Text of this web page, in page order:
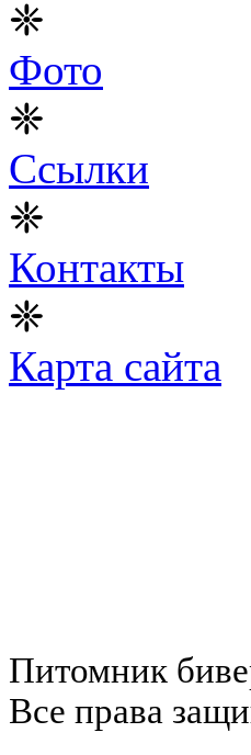
❈
Фото
❈
Ссылки
❈
Контакты
❈
Карта сайта
Питомник
Все права